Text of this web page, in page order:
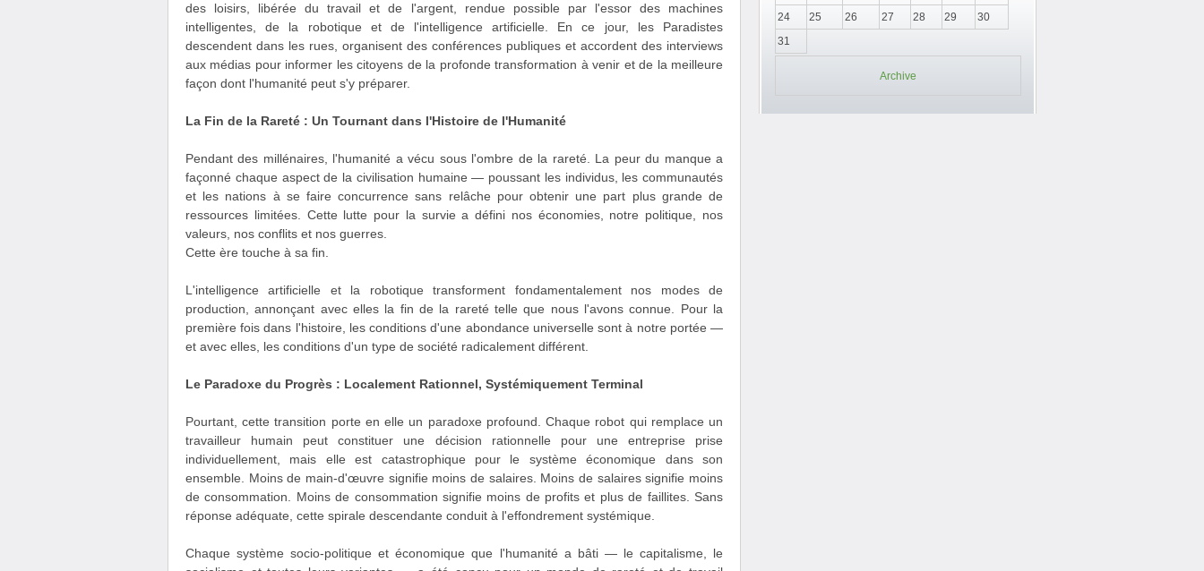
des loisirs, libérée du travail et de l'argent, rendue possible par l'essor des machines
intelligentes, de la robotique et de l'intelligence artificielle. En ce jour, les Paradistes
descendent dans les rues, organisent des conférences publiques et accordent des interviews
aux médias pour informer les citoyens de la profonde transformation à venir et de la meilleure
façon dont l'humanité peut s'y préparer.
La Fin de la Rareté : Un Tournant dans l'Histoire de l'Humanité
Pendant des millénaires, l'humanité a vécu sous l'ombre de la rareté. La peur du manque a
façonné chaque aspect de la civilisation humaine — poussant les individus, les communautés
et les nations à se faire concurrence sans relâche pour obtenir une part plus grande de
ressources limitées. Cette lutte pour la survie a défini nos économies, notre politique, nos
valeurs, nos conflits et nos guerres.
Cette ère touche à sa fin.
L'intelligence artificielle et la robotique transforment fondamentalement nos modes de
production, annonçant avec elles la fin de la rareté telle que nous l'avons connue. Pour la
première fois dans l'histoire, les conditions d'une abondance universelle sont à notre portée —
et avec elles, les conditions d'un type de société radicalement différent.
Le Paradoxe du Progrès : Localement Rationnel, Systémiquement Terminal
Pourtant, cette transition porte en elle un paradoxe profound. Chaque robot qui remplace un
travailleur humain peut constituer une décision rationnelle pour une entreprise prise
individuellement, mais elle est catastrophique pour le système économique dans son
ensemble. Moins de main-d'œuvre signifie moins de salaires. Moins de salaires signifie moins
de consommation. Moins de consommation signifie moins de profits et plus de faillites. Sans
réponse adéquate, cette spirale descendante conduit à l'effondrement systémique.
Chaque système socio-politique et économique que l'humanité a bâti — le capitalisme, le
24
25 26 27 28 29
30
31
Archive